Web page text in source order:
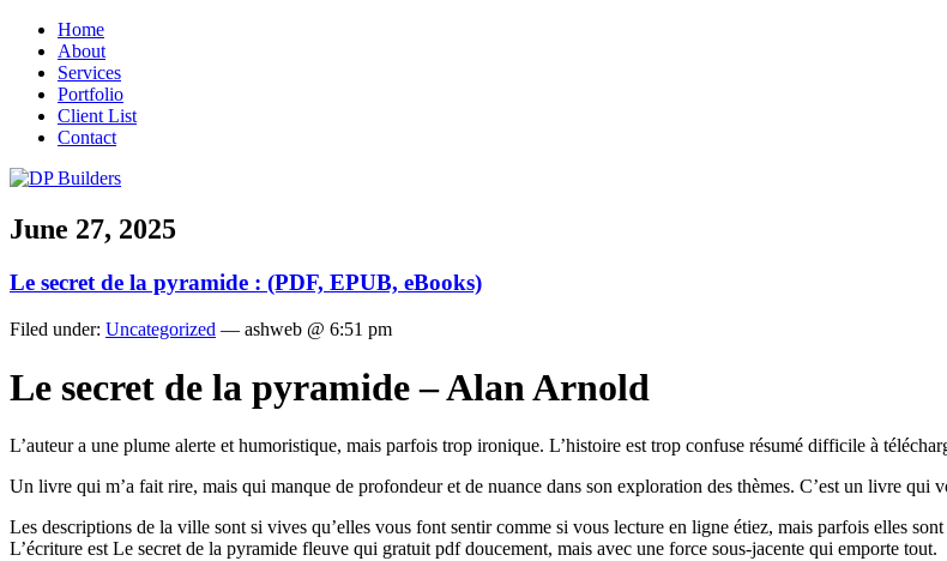
Home
About
Services
Portfolio
Client List
Contact
June 27, 2025
Le secret de la pyramide : (PDF, EPUB, eBooks)
Filed under: Uncategorized — ashweb @ 6:51 pm
Le secret de la pyramide – Alan Arnold
L’auteur a une plume alerte et humoristique, mais parfois trop ironique. L’histoire est trop confuse résumé difficile à
Un livre qui m’a fait rire, mais qui manque de profondeur et de nuance dans son exploration des thèmes. C’est un livre
Les descriptions de la ville sont si vives qu’elles vous font sentir comme si vous lecture en ligne étiez, mais parfois elles
L’écriture est Le secret de la pyramide fleuve qui gratuit pdf doucement, mais avec une force sous-jacente qui emporte tout.